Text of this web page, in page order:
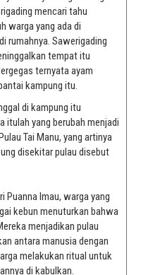
mencari tahu
warga yang ada di
rumahnya. Sawerigading
tempat itu
ternyata ayam
kampung itu.
di kampung itu
itulah yang berubah menjadi
Tai Manu, yang artinya
disekitar pulau disebut
Puanna Imau, warga yang
kebun menuturkan bahwa
menjadikan pulau
antara manusia dengan
melakukan ritual untuk
di kabulkan.